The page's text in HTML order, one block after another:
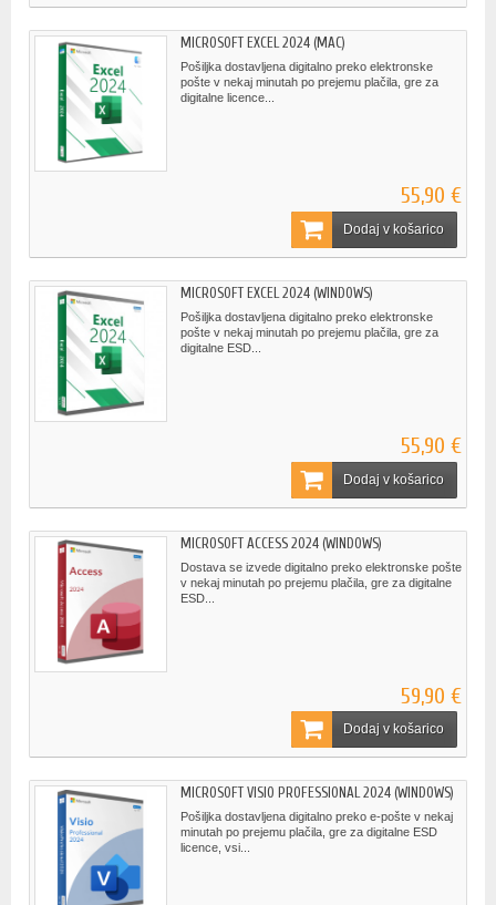
MICROSOFT EXCEL 2024 (MAC)
Pošiljka dostavljena digitalno preko elektronske
pošte v nekaj minutah po prejemu plačila, gre za
digitalne licence...
55,90 €
Dodaj v košarico
MICROSOFT EXCEL 2024 (WINDOWS)
Pošiljka dostavljena digitalno preko elektronske
pošte v nekaj minutah po prejemu plačila, gre za
digitalne ESD...
55,90 €
Dodaj v košarico
MICROSOFT ACCESS 2024 (WINDOWS)
Dostava se izvede digitalno preko elektronske pošte
v nekaj minutah po prejemu plačila, gre za digitalne
ESD...
59,90 €
Dodaj v košarico
MICROSOFT VISIO PROFESSIONAL 2024 (WINDOWS)
Pošiljka dostavljena digitalno preko e-pošte v nekaj
minutah po prejemu plačila, gre za digitalne ESD
licence, vsi...